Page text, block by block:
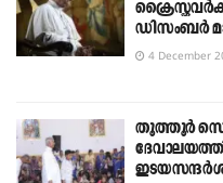
ഡിസംബര്‍
4 December
തൂത്തൂർ